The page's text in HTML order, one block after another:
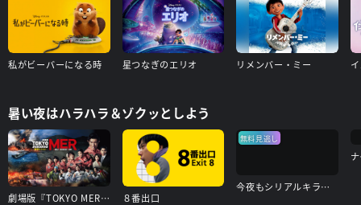
私がビーバーになる時 星つなぎのエリオ リメンバー・ミー
暑い夜はハラハラ＆ゾクッとしよう
劇場版『TOKYO MER～走る緊急救命室～南海ミッション』 ８番出口
無料見逃し
今夜もシリアルキラーと待ち合わせ